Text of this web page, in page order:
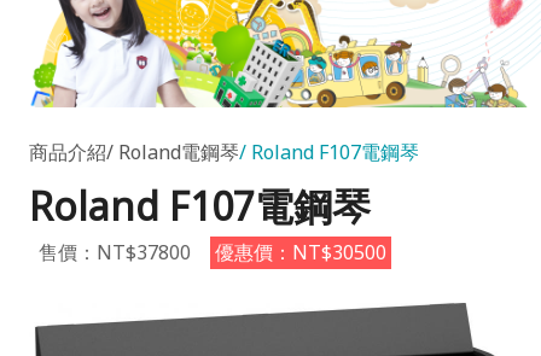
商品介紹 Roland電鋼琴 Roland F107電鋼琴
Roland F107電鋼琴
售價：NT$37800 優惠價：NT$30500